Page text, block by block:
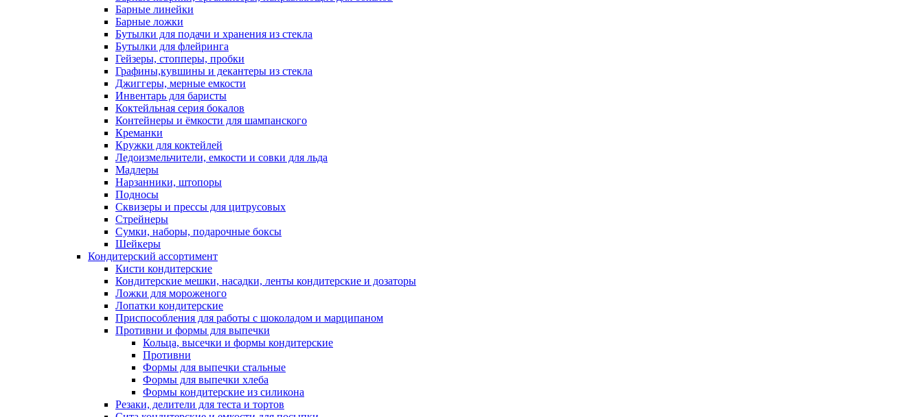
Барные линейки
Барные ложки
Бутылки для подачи и хранения из стекла
Бутылки для флейринга
Гейзеры, стопперы, пробки
Графины,кувшины и декантеры из стекла
Джиггеры, мерные емкости
Инвентарь для баристы
Коктейльная серия бокалов
Контейнеры и ёмкости для шампанского
Креманки
Кружки для коктейлей
Ледоизмельчители, емкости и совки для льда
Мадлеры
Нарзанники, штопоры
Подносы
Сквизеры и прессы для цитрусовых
Стрейнеры
Сумки, наборы, подарочные боксы
Шейкеры
Кондитерский ассортимент
Кисти кондитерские
Кондитерские мешки, насадки, ленты кондитерские и дозаторы
Ложки для мороженого
Лопатки кондитерские
Приспособления для работы с шоколадом и марципаном
Противни и формы для выпечки
Кольца, высечки и формы кондитерские
Противни
Формы для выпечки стальные
Формы для выпечки хлеба
Формы кондитерские из силикона
Резаки, делители для теста и тортов